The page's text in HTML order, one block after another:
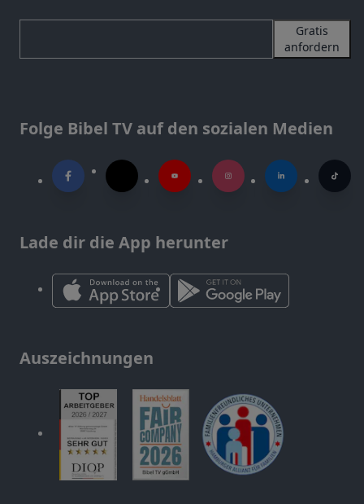
Gratis
anfordern
Folge Bibel TV auf den sozialen Medien
Lade dir die App herunter
Auszeichnungen